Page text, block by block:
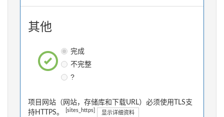
其他
完成
不完整
?
项目网站（网站，存储库和下载URL）必须使用TLS支
持HTTPS。
[sites_https] 显示详细资料